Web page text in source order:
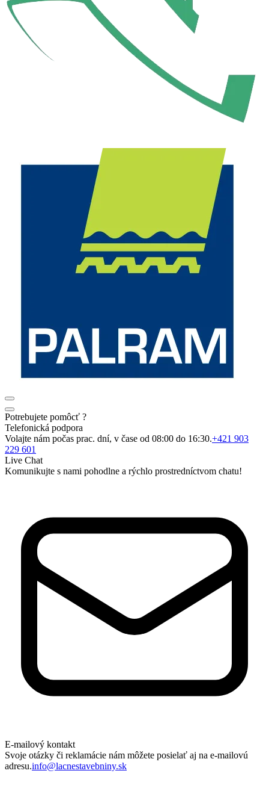
Potrebujete pomôcť ?
Telefonická podpora
Volajte nám počas prac. dní, v čase od 08:00 do 16:30.+421 903
229 601
Live Chat
Komunikujte s nami pohodlne a rýchlo prostredníctvom chatu!
E-mailový kontakt
Svoje otázky či reklamácie nám môžete posielať aj na e-mailovú
adresu.info@lacnestavebniny.sk